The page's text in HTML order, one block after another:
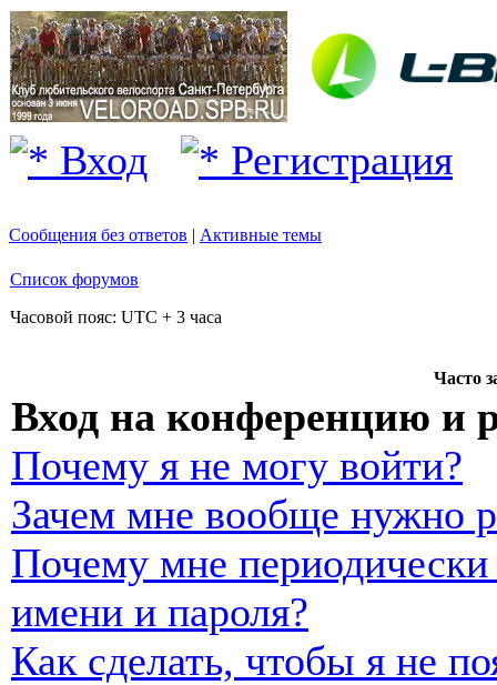
Вход Регистрация
Сообщения без ответов | Активные темы
Список форумов
Часовой пояс: UTC + 3 часа
Часто
Вход на конференцию и
Почему я не могу войти?
Зачем мне вообще нужно
Почему мне периодически
имени и пароля?
Как сделать, чтобы я не